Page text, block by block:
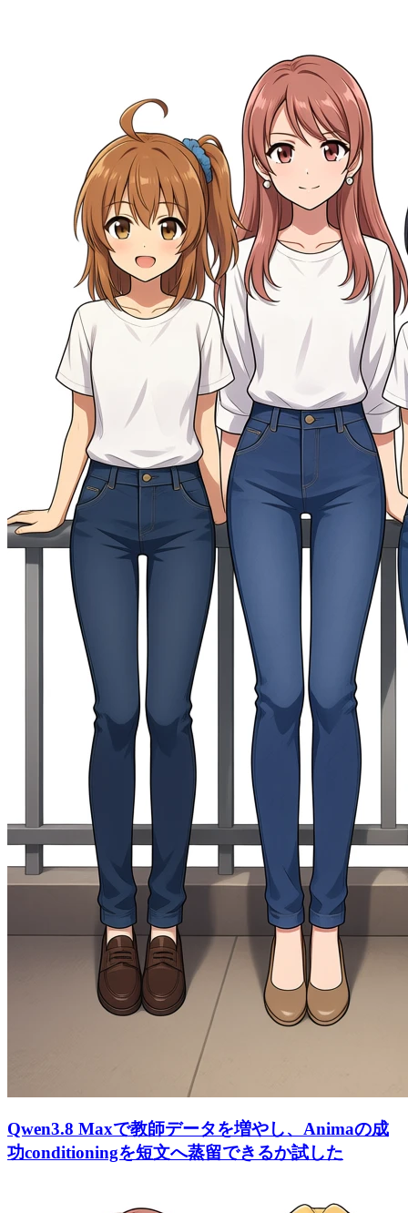
Qwen3.8 Maxで教師データを増やし、Animaの成
功conditioningを短文へ蒸留できるか試した